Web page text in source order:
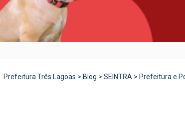
Prefeitura Três Lagoas > Blog > SEINTRA > Prefeitura e